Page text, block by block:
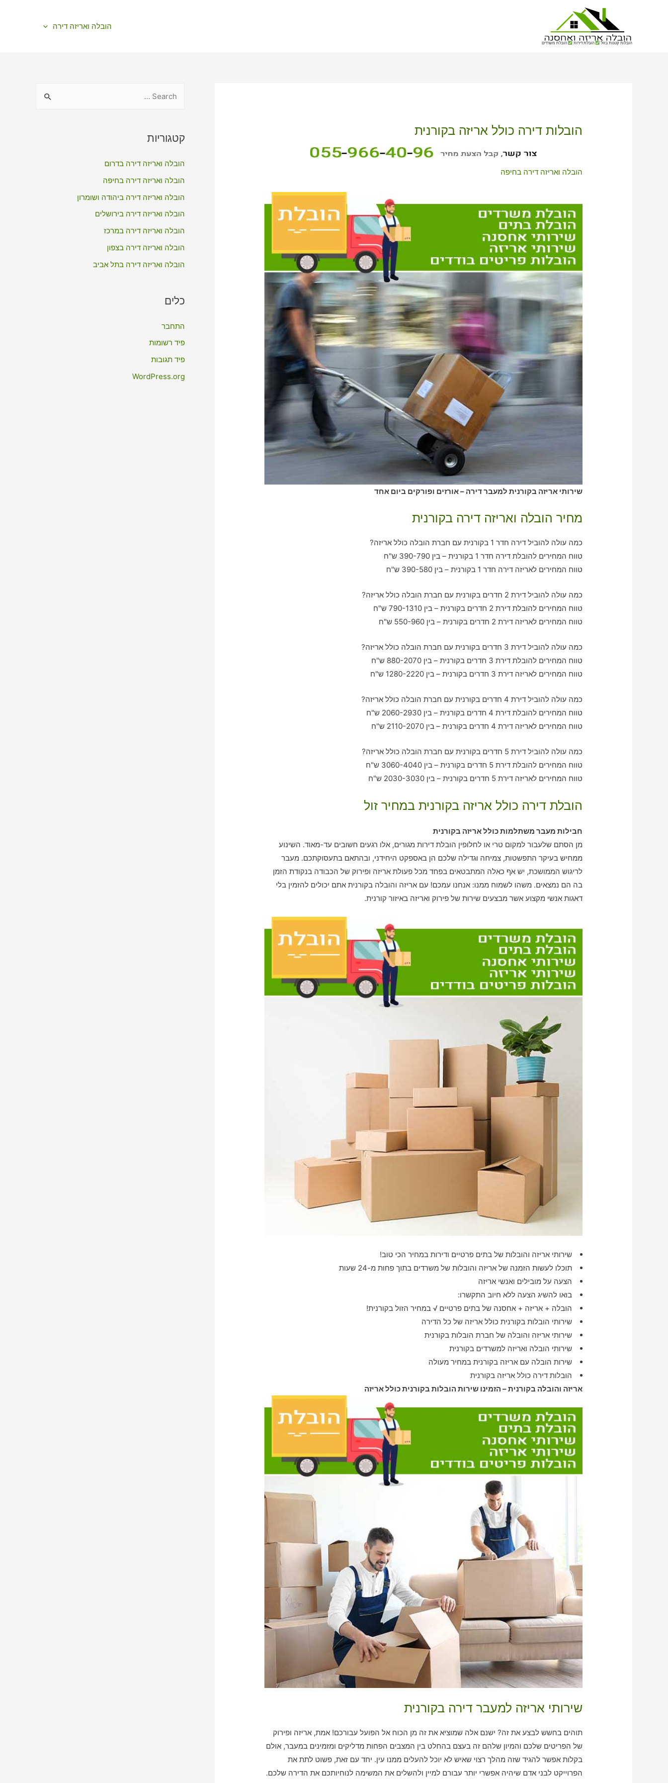
הובלות קטנות בזול הובלת דירות הובלת משרדים
הובלה ואריזה דירה
הובלות דירה כולל אריזה בקורנית
הובלה ואריזה דירה בחיפה
שירותי אריזה בקורנית למעבר דירה – אורזים ופורקים ביום אחד
מחיר הובלה ואריזה דירה בקורנית
כמה עולה להוביל דירה חדר 1 בקורנית עם חברת הובלה כולל אריזה?
טווח המחירים להובלת דירה חדר 1 בקורנית – בין 390-790 ש"ח
טווח המחירים לאריזה דירה חדר 1 בקורנית – בין 390-580 ש"ח
כמה עולה להוביל דירת 2 חדרים בקורנית עם חברת הובלה כולל אריזה?
טווח המחירים להובלת דירת 2 חדרים בקורנית – בין 790-1310 ש"ח
טווח המחירים לאריזה דירת 2 חדרים בקורנית – בין 550-960 ש"ח
כמה עולה להוביל דירת 3 חדרים בקורנית עם חברת הובלה כולל אריזה?
טווח המחירים להובלת דירת 3 חדרים בקורנית – בין 880-2070 ש"ח
טווח המחירים לאריזה דירת 3 חדרים בקורנית – בין 1280-2220 ש"ח
כמה עולה להוביל דירת 4 חדרים בקורנית עם חברת הובלה כולל אריזה?
טווח המחירים להובלת דירת 4 חדרים בקורנית – בין 2060-2930 ש"ח
טווח המחירים לאריזה דירת 4 חדרים בקורנית – בין 2110-2070 ש"ח
כמה עולה להוביל דירת 5 חדרים בקורנית עם חברת הובלה כולל אריזה?
טווח המחירים להובלת דירת 5 חדרים בקורנית – בין 3060-4040 ש"ח
טווח המחירים לאריזה דירת 5 חדרים בקורנית – בין 2030-3030 ש"ח
הובלת דירה כולל אריזה בקורנית במחיר זול
חבילות מעבר משתלמות כולל אריזה בקורנית
מן הסתם שלעבור למקום טרי או לחלופין הובלת דירות מגורים, אלו רגעים חשובים עד-מאוד. השינוע
ממחיש בעיקר התפשטות, צמיחה וגדילה שלכם הן באספקט היחידני, ובהתאם בתעסוקתכם. מעבר
לריגוש הממושכת, יש אף כאלה המתבטאים בפחד מכל פעולת אריזה ופירוק של הכבודה בנקודת הזמן
בה הם נמצאים. משהו לשמוח ממנו: אנחנו עמכם! עם אריזה והובלה בקורנית אתם יכולים להזמין בלי
דאגות אנשי מקצוע אשר מבצעים שירות של פירוק ואריזה באיזור קורנית.
שירותי אריזה והובלות של בתים פרטיים ודירות במחיר הכי טוב!
תוכלו לעשות הזמנה של אריזה והובלות של משרדים בתוך פחות מ-24 שעות
הצעה על מובילים ואנשי אריזה
בואו להשיג הצעה ללא חיוב התקשרו:
הובלה + אריזה + אחסנה של בתים פרטיים √ במחיר הזול בקורנית!
שירותי הובלות בקורנית כולל אריזה של כל הדירה
שירותי אריזה והובלה של חברת הובלות בקורנית
שירותי הובלה ואריזה למשרדים בקורנית
שירות הובלה עם אריזה בקורנית במחיר מעולה
הובלות דירה כולל אריזה בקורנית
אריזה והובלה בקורנית – הזמינו שירות הובלות בקורנית כולל אריזה
שירותי אריזה למעבר דירה בקורנית
תוהים בחשש לבצע את זה? ישנם אלה שמוציא את זה מן הכוח אל הפועל עבורכם! אמת, אריזה ופירוק
של הפריטים שלכם והמיון שלהם זה בעצם בהחלט בין המצבים הפחות מדליקים ומזמינים במעבר, אולם
בקלות אפשר להגיד שזה מהלך רצוי שאיש לא יוכל להעלים ממנו עין. יחד עם זאת, פשוט לתת את
הפרוייקט לבני אדם שיהיה אפשרי יותר עבורם למיין ולהשלים את המשימה לנוחיותכם את הדירה שלכם.
r
h
f
o
קטגוריות
הובלה ואריזה דירה בדרום
הובלה ואריזה דירה בחיפה
הובלה ואריזה דירה ביהודה ושומרון
הובלה ואריזה דירה בירושלים
הובלה ואריזה דירה במרכז
הובלה ואריזה דירה בצפון
הובלה ואריזה דירה בתל אביב
כלים
התחבר
פיד רשומות
פיד תגובות
WordPress.org